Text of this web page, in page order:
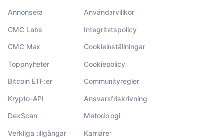
Annonsera
CMC Labs
CMC Max
Toppnyheter
Bitcoin ETF:er
Krypto-API
DexScan
Verkliga tillgångar
Användarvillkor
Integritetspolicy
Cookieinställningar
Cookiepolicy
Communityregler
Ansvarsfriskrivning
Metodologi
Karriärer